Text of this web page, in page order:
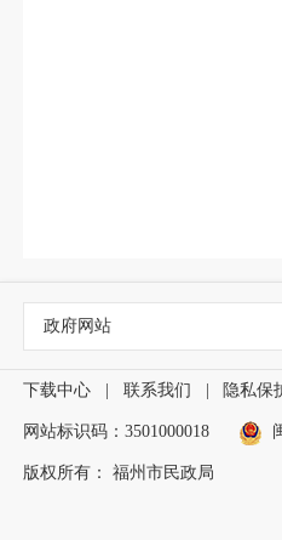
政府网站
下载中心 联系我们 隐私保
网站标识码：3501000018
版权所有： 福州市民政局